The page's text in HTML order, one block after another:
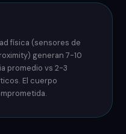
física (sensores de
generan 7-10
promedio vs 2-3
El cuerpo